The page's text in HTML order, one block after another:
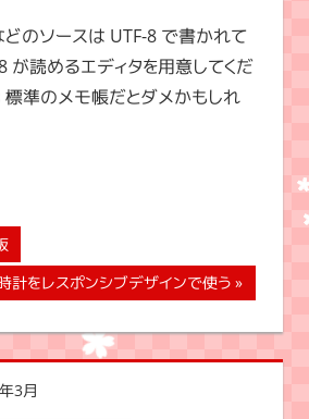
のソースは UTF-8 で書かれて
が読めるエディタを用意してくだ
準のメモ帳だとダメかもしれ
計をレスポンシブデザインで使う
3月